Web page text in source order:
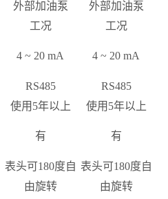
外部加油泵
外部加油泵
工况
工况
4 ~ 20 mA 4 ~ 20 mA
RS485
RS485
使用5年以上
使用5年以上
有 有
表头可180度自
由旋转
表头可180度自
由旋转